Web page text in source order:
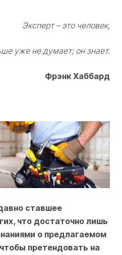
Эксперт – это человек,
уже не думает; он знает.
Фрэнк Хаббард
ставшее
что достаточно лишь
о предлагаемом
претендовать на